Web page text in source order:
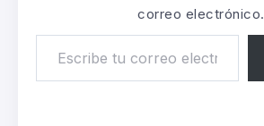
correo electrónico.